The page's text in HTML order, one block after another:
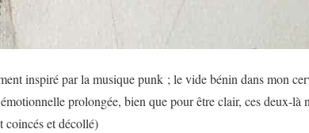
inspiré par la musique punk ; le vide bénin dans mon
prolongée, bien que pour être clair, ces deux-là
coincés et décollé)